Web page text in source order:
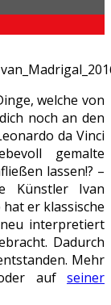
welche von
noch an den
da Vinci
gemalte
lassen!? –
Künstler Ivan
er klassische
interpretiert
Dadurch
Mehr
auf seiner